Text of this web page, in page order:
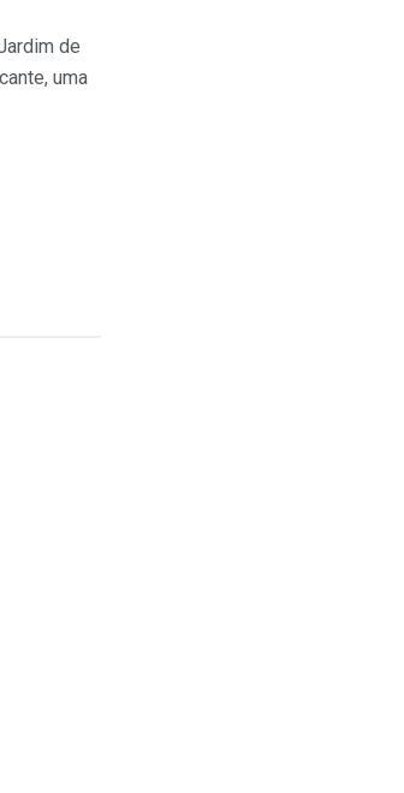
de
uma